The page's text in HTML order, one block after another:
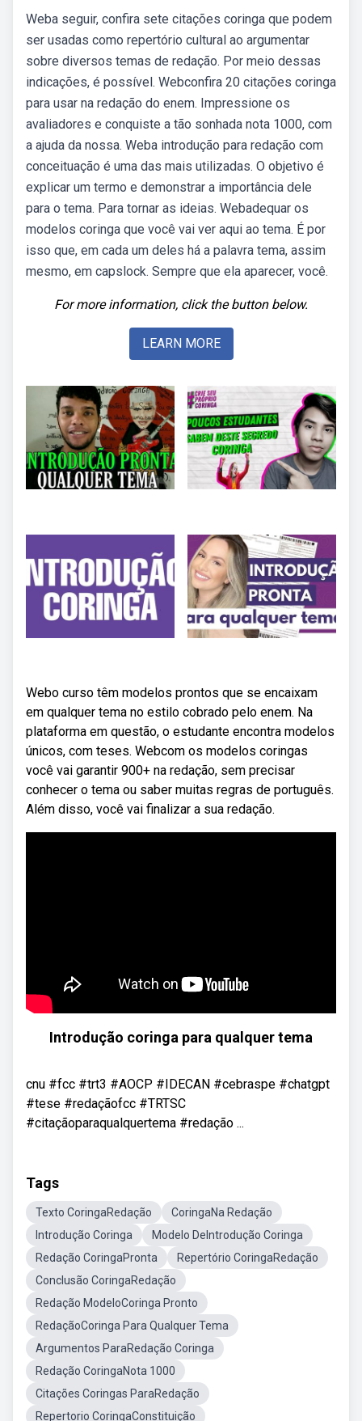
Weba seguir, confira sete citações coringa que podem
ser usadas como repertório cultural ao argumentar
sobre diversos temas de redação. Por meio dessas
indicações, é possível. Webconfira 20 citações coringa
para usar na redação do enem. Impressione os
avaliadores e conquiste a tão sonhada nota 1000, com
a ajuda da nossa. Weba introdução para redação com
conceituação é uma das mais utilizadas. O objetivo é
explicar um termo e demonstrar a importância dele
para o tema. Para tornar as ideias. Webadequar os
modelos coringa que você vai ver aqui ao tema. É por
isso que, em cada um deles há a palavra tema, assim
mesmo, em capslock. Sempre que ela aparecer, você.
For more information, click the button below.
LEARN MORE
Webo curso têm modelos prontos que se encaixam
em qualquer tema no estilo cobrado pelo enem. Na
plataforma em questão, o estudante encontra modelos
únicos, com teses. Webcom os modelos coringas
você vai garantir 900+ na redação, sem precisar
conhecer o tema ou saber muitas regras de português.
Além disso, você vai finalizar a sua redação.
Introdução coringa para qualquer tema
cnu #fcc #trt3 #AOCP #IDECAN #cebraspe #chatgpt
#tese #redaçãofcc #TRTSC
#citaçãoparaqualquertema #redação ...
Tags
Texto CoringaRedação
CoringaNa Redação
Introdução Coringa
Modelo DeIntrodução Coringa
Redação CoringaPronta
Repertório CoringaRedação
Conclusão CoringaRedação
Redação ModeloCoringa Pronto
RedaçãoCoringa Para Qualquer Tema
Argumentos ParaRedação Coringa
Redação CoringaNota 1000
Citações Coringas ParaRedação
Repertorio CoringaConstituição